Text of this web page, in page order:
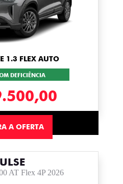
PULSE DRIVE 1.3 FLEX AUTO
DEFICIÊNCIA
A OFERTA
AT Flex 4P 2026